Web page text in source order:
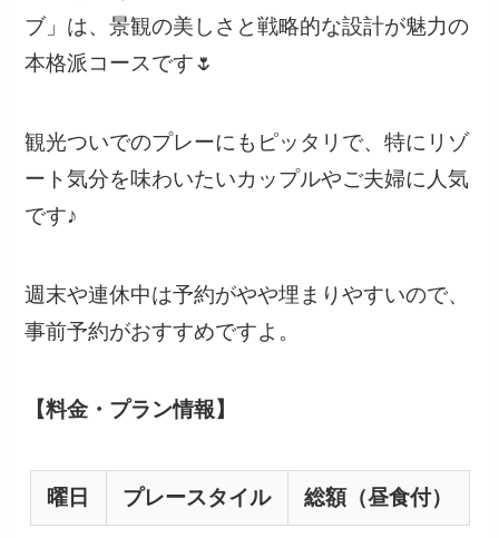
ブ」は、景観の美しさと戦略的な設計が魅力の
本格派コースです🌷
観光ついでのプレーにもピッタリで、特にリゾ
ート気分を味わいたいカップルやご夫婦に人気
です♪
週末や連休中は予約がやや埋まりやすいので、
事前予約がおすすめですよ。
【料金・プラン情報】
曜日 プレースタイル 総額（昼食付）